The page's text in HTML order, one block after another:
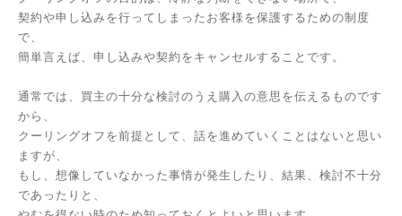
契約や申し込みを行ってしまったお客様を保護するための制度
で、
簡単言えば、申し込みや契約をキャンセルすることです。
通常では、買主の十分な検討のうえ購入の意思を伝えるものです
から、
クーリングオフを前提として、話を進めていくことはないと思い
ますが、
もし、想像していなかった事情が発生したり、結果、検討不十分
であったりと、